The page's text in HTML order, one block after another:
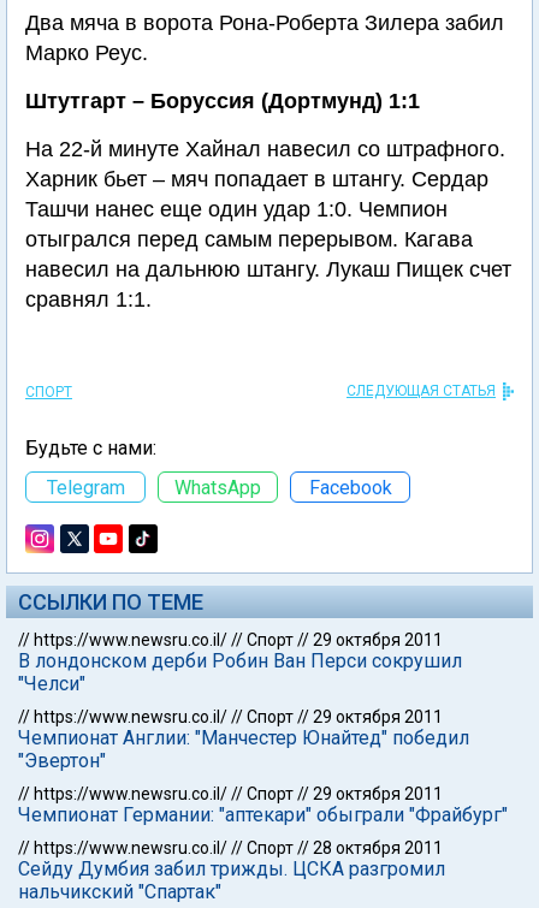
Два мяча в ворота Рона-Роберта Зилера забил
Марко Реус.
Штутгарт – Боруссия (Дортмунд) 1:1
На 22-й минуте Хайнал навесил со штрафного.
Харник бьет – мяч попадает в штангу. Сердар
Ташчи нанес еще один удар 1:0. Чемпион
отыгрался перед самым перерывом. Кагава
навесил на дальнюю штангу. Лукаш Пищек счет
сравнял 1:1.
СПОРТ СЛЕДУЮЩАЯ СТАТЬЯ
Будьте с нами:
Telegram
WhatsApp Facebook
ССЫЛКИ ПО ТЕМЕ
// https://www.newsru.co.il///Спорт//29 октября 2011
В лондонском дерби Робин Ван Перси сокрушил
"Челси"
// https://www.newsru.co.il///Спорт//29 октября 2011
Чемпионат Англии: "Манчестер Юнайтед" победил
"Эвертон"
// https://www.newsru.co.il///Спорт//29 октября 2011
Чемпионат Германии: "аптекари" обыграли "Фрайбург"
// https://www.newsru.co.il///Спорт//28 октября 2011
Сейду Думбия забил трижды. ЦСКА разгромил
нальчикский "Спартак"